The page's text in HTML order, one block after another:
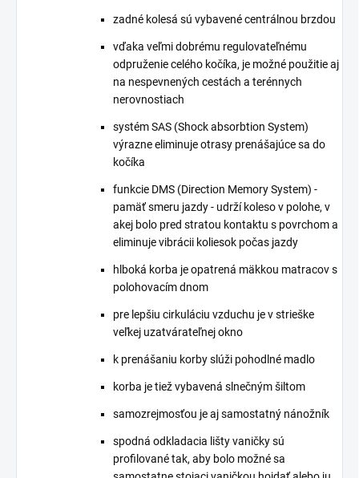
zadné kolesá sú vybavené centrálnou brzdou
vďaka veľmi dobrému regulovateľnému
odpruženie celého kočíka, je možné použitie aj
na nespevnených cestách a terénnych
nerovnostiach
systém SAS (Shock absorbtion System)
výrazne eliminuje otrasy prenášajúce sa do
kočíka
funkcie DMS (Direction Memory System) -
pamäť smeru jazdy - udrží koleso v polohe, v
akej bolo pred stratou kontaktu s povrchom a
eliminuje vibrácii koliesok počas jazdy
hlboká korba je opatrená mäkkou matracov s
polohovacím dnom
pre lepšiu cirkuláciu vzduchu je v strieške
veľkej uzatvárateľnej okno
k prenášaniu korby slúži pohodlné madlo
korba je tiež vybavená slnečným šiltom
samozrejmosťou je aj samostatný nánožník
spodná odkladacia lišty vaničky sú
profilované tak, aby bolo možné sa